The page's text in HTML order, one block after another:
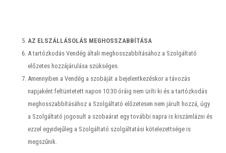
AZ ELSZÁLLÁSOLÁS MEGHOSSZABBÍTÁSA
A tartózkodás Vendég általi meghosszabbításához a Szolgáltató
előzetes hozzájárulása szükséges.
Amennyiben a Vendég a szobáját a bejelentkezéskor a távozás
napjaként feltüntetett napon 10:30 óráig nem üríti ki és a tartózkodás
meghosszabbításához a Szolgáltató előzetesen nem járult hozzá, úgy
a Szolgáltató jogosult a szobaárat egy további napra is kiszámlázni és
ezzel egyidejűleg a Szolgáltató szolgáltatási kötelezettsége is
megszűnik.